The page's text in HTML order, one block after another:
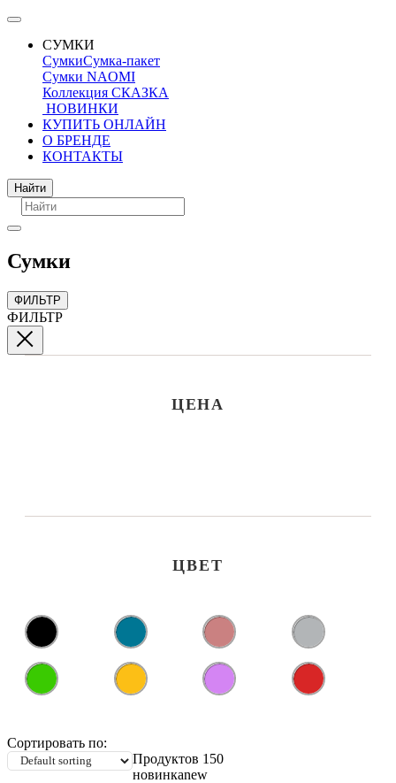
СУМКИ
СумкиСумка-пакет
Сумки NAOMI
Коллекция СКАЗКА
НОВИНКИ
КУПИТЬ ОНЛАЙН
О БРЕНДЕ
КОНТАКТЫ
Поиск
Найти
Сумки
ФИЛЬТР
ФИЛЬТР
ЦЕНА
ЦВЕТ
Сортировать по:
Продуктов 150
новинкаnew